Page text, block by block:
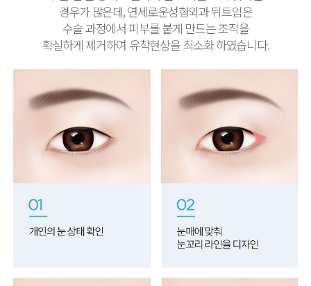
경우가 많은데, 연세로운성형외과 뒤트임은
수술 과정에서 피부를 붙게 만드는 조직을
확실하게 제거하여 유착현상을 최소화 하였습니다.